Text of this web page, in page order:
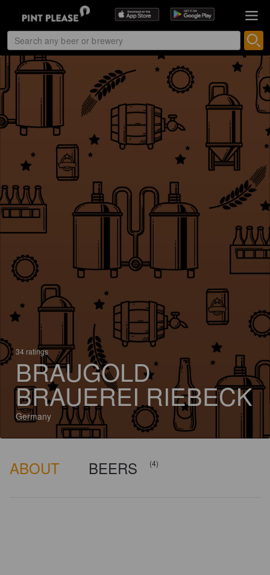
34 ratings
BRAUGOLD
BRAUEREI RIEBECK
Germany
ABOUT BEERS (4)